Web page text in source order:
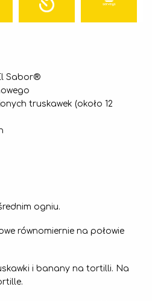
Sabor®
truskawek (około 12
ogniu.
równomiernie na połowie
i banany na tortilli. Na